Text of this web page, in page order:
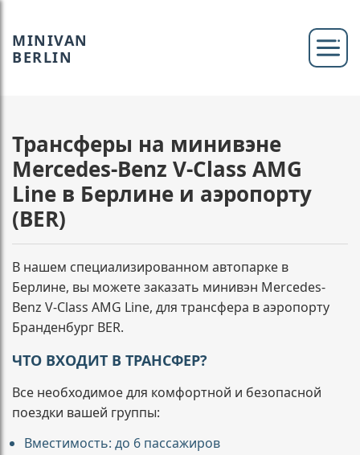
MINIVAN
BERLIN
Трансферы на минивэне
Mercedes-Benz V-Class AMG
Line в Берлине и аэропорту
(BER)
В нашем специализированном автопарке в
Берлине, вы можете заказать минивэн Mercedes-
Benz V-Class AMG Line, для трансфера в аэропорту
Бранденбург BER.
ЧТО ВХОДИТ В ТРАНСФЕР?
Все необходимое для комфортной и безопасной
поездки вашей группы:
Вместимость: до 6 пассажиров